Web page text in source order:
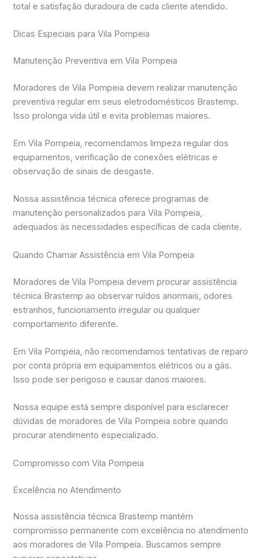
total e satisfação duradoura de cada cliente atendido.
Dicas Especiais para Vila Pompeia
Manutenção Preventiva em Vila Pompeia
Moradores de Vila Pompeia devem realizar manutenção
preventiva regular em seus eletrodomésticos Brastemp.
Isso prolonga vida útil e evita problemas maiores.
Em Vila Pompeia, recomendamos limpeza regular dos
equipamentos, verificação de conexões elétricas e
observação de sinais de desgaste.
Nossa assistência técnica oferece programas de
manutenção personalizados para Vila Pompeia,
adequados às necessidades específicas de cada cliente.
Quando Chamar Assistência em Vila Pompeia
Moradores de Vila Pompeia devem procurar assistência
técnica Brastemp ao observar ruídos anormais, odores
estranhos, funcionamento irregular ou qualquer
comportamento diferente.
Em Vila Pompeia, não recomendamos tentativas de reparo
por conta própria em equipamentos elétricos ou a gás.
Isso pode ser perigoso e causar danos maiores.
Nossa equipe está sempre disponível para esclarecer
dúvidas de moradores de Vila Pompeia sobre quando
procurar atendimento especializado.
Compromisso com Vila Pompeia
Excelência no Atendimento
Nossa assistência técnica Brastemp mantém
compromisso permanente com excelência no atendimento
aos moradores de Vila Pompeia. Buscamos sempre